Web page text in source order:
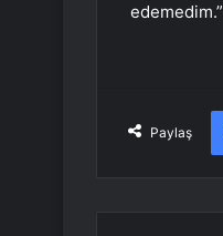
edemedim.”
Paylaş